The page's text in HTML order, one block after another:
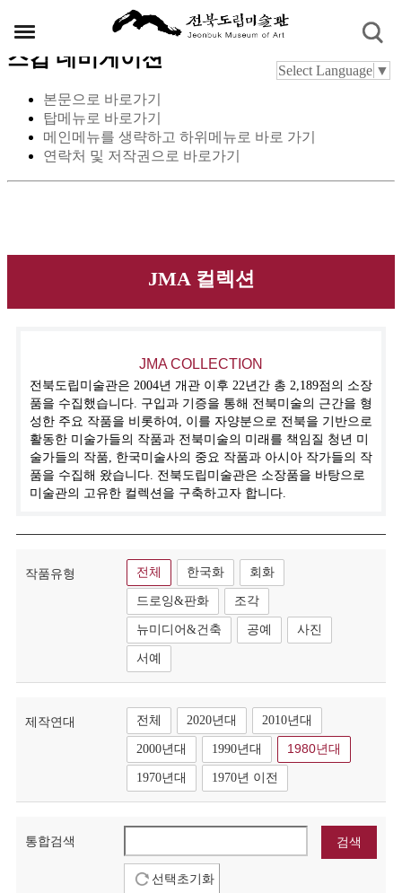
스킵 네비게이션
본문으로 바로가기
탑메뉴로 바로가기
메인메뉴를 생략하고 하위메뉴로 바로 가기
연락처 및 저작권으로 바로가기
Select Language ▼
JMA 컬렉션
JMA COLLECTION
전북도립미술관은 2004년 개관 이후 22년간 총 2,189점의 소장
품을 수집했습니다. 구입과 기증을 통해 전북미술의 근간을 형
성한 주요 작품을 비롯하여, 이를 자양분으로 전북을 기반으로
활동한 미술가들의 작품과 전북미술의 미래를 책임질 청년 미
술가들의 작품, 한국미술사의 중요 작품과 아시아 작가들의 작
품을 수집해 왔습니다. 전북도립미술관은 소장품을 바탕으로
미술관의 고유한 컬렉션을 구축하고자 합니다.
작품유형 전체 한국화 회화
드로잉&판화 조각
뉴미디어&건축 공예 사진
서예
제작연대 전체 2020년대 2010년대
2000년대 1990년대 1980년대
1970년대 1970년 이전
통합검색
선택초기화